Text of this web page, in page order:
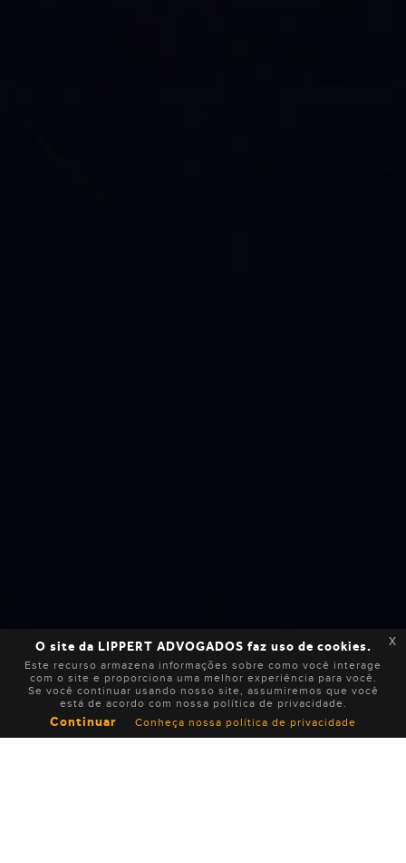
O site da LIPPERT ADVOGADOS faz uso de cookies.
Este recurso armazena informações sobre como você interage
com o site e proporciona uma melhor experiência para você.
Se você continuar usando nosso site, assumiremos que você
está de acordo com nossa política de privacidade.
Continuar Conheça nossa política de privacidade
x